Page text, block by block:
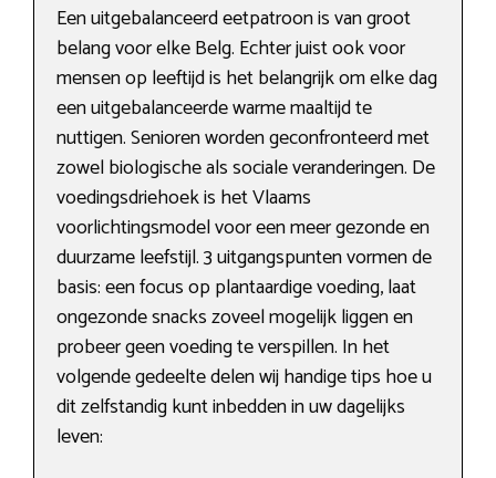
Een uitgebalanceerd eetpatroon is van groot
belang voor elke Belg. Echter juist ook voor
mensen op leeftijd is het belangrijk om elke dag
een uitgebalanceerde warme maaltijd te
nuttigen. Senioren worden geconfronteerd met
zowel biologische als sociale veranderingen. De
voedingsdriehoek is het Vlaams
voorlichtingsmodel voor een meer gezonde en
duurzame leefstijl. 3 uitgangspunten vormen de
basis: een focus op plantaardige voeding, laat
ongezonde snacks zoveel mogelijk liggen en
probeer geen voeding te verspillen. In het
volgende gedeelte delen wij handige tips hoe u
dit zelfstandig kunt inbedden in uw dagelijks
leven: